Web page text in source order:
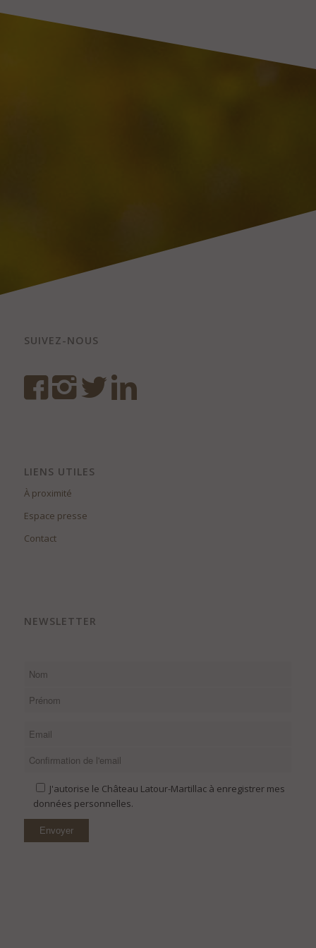
SUIVEZ-NOUS
LIENS UTILES
À proximité
Espace presse
Contact
NEWSLETTER
J'autorise le Château Latour-Martillac à enregistrer mes
données personnelles.
You acknowledge that you have read and unconditionally accept this
website’s terms of use.